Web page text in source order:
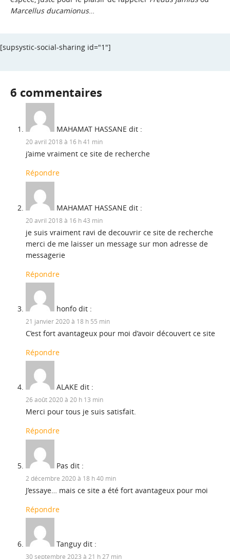
Marcellus ducamionus…
[supsystic-social-sharing id="1"]
6 commentaires
MAHAMAT HASSANE dit :
20 avril 2018 à 16 h 41 min
j’aime vraiment ce site de recherche
Répondre
MAHAMAT HASSANE dit :
20 avril 2018 à 16 h 43 min
je suis vraiment ravi de decouvrir ce site de recherche
merci de me laisser un message sur mon adresse de
messagerie
Répondre
honfo dit :
21 janvier 2020 à 18 h 55 min
C’est fort avantageux pour moi d’avoir découvert ce site
Répondre
ALAKE dit :
26 août 2020 à 20 h 13 min
Merci pour tous je suis satisfait.
Répondre
Pas dit :
2 décembre 2020 à 18 h 40 min
J’essaye… mais ce site a été fort avantageux pour moi
Répondre
Tanguy dit :
30 septembre 2023 à 21 h 27 min